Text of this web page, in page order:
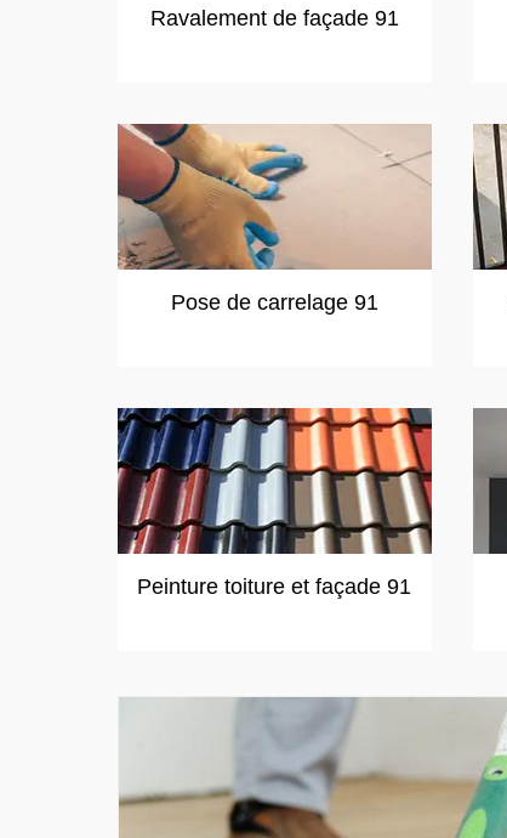
Ravalement de façade 91
Pose de carrelage 91
Peinture toiture et façade 91